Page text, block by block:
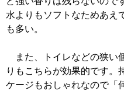
水よりもソフトなためあえ
も多い。
また、トイレなどの狭い
りもこちらが効果的です。
ケージもおしゃれなので「